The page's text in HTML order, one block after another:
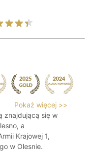
Pokaż więcej >>
znajdującą się w
a
Krajowej 1,
w Olesnie.